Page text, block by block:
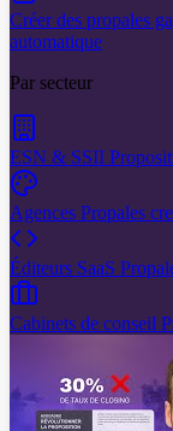
Créer des propales
automatique
Par secteur
ESN & SSII
Agences Propales
Éditeurs SaaS
Cabinets de conseil